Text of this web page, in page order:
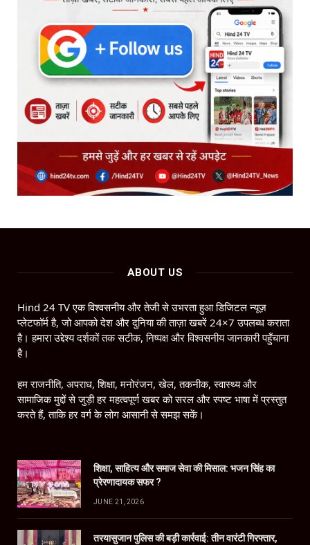
ABOUT US
Hind 24 TV एक विश्वसनीय और तेजी से उभरता हुआ डिजिटल न्यूज़
प्लेटफॉर्म है, जो आपको देश और दुनिया की ताज़ा खबरें 24×7 उपलब्ध कराता
है। हमारा उद्देश्य दर्शकों तक सटीक, निष्पक्ष और विश्वसनीय जानकारी पहुँचाना
है।
हम राजनीति, अपराध, शिक्षा, मनोरंजन, खेल, तकनीक, स्वास्थ्य और
सामाजिक मुद्दों से जुड़ी हर महत्वपूर्ण खबर को सरल और स्पष्ट भाषा में प्रस्तुत
करते हैं, ताकि हर वर्ग के लोग आसानी से समझ सकें।
शिक्षा, साहित्य और समाज सेवा की मिसाल: भजन सिंह का
प्रेरणादायक सफर ?
JUNE 21, 2026
तरयासुजान पुलिस की बड़ी कार्रवाई: तीन वारंटी गिरफ्तार,